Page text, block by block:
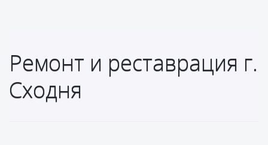
Ремонт и реставрация г.
Сходня